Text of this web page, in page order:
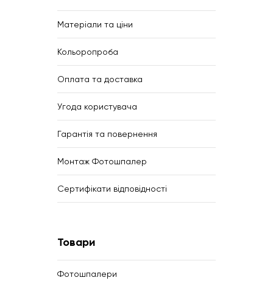
Матеріали та ціни
Кольоропроба
Оплата та доставка
Угода користувача
Гарантія та повернення
Монтаж Фотошпалер
Сертифікати відповідності
Товари
Фотошпалери